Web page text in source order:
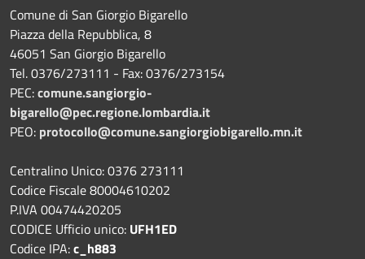
Comune di San Giorgio Bigarello
Piazza della Repubblica, 8
46051 San Giorgio Bigarello
Tel. 0376/273111 - Fax: 0376/273154
PEC:comune.sangiorgio-
bigarello@pec.regione.lombardia.it
PEO: protocollo@comune.sangiorgiobigarello.mn.it
Centralino Unico: 0376 273111
Codice Fiscale 80004610202
P.IVA 00474420205
CODICE Ufficio unico: UFH1ED
Codice IPA:c_h883